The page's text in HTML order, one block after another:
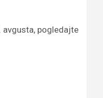
avgusta, pogledajte